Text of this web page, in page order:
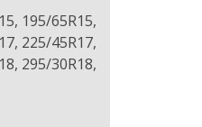
195/65R15,
225/45R17,
295/30R18,